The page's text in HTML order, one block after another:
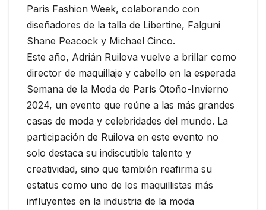
Paris Fashion Week, colaborando con
diseñadores de la talla de Libertine, Falguni
Shane Peacock y Michael Cinco.
Este año, Adrián Ruilova vuelve a brillar como
director de maquillaje y cabello en la esperada
Semana de la Moda de París Otoño-Invierno
2024, un evento que reúne a las más grandes
casas de moda y celebridades del mundo. La
participación de Ruilova en este evento no
solo destaca su indiscutible talento y
creatividad, sino que también reafirma su
estatus como uno de los maquillistas más
influyentes en la industria de la moda